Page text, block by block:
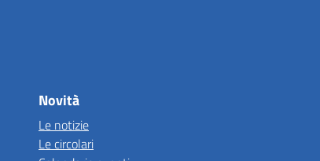
Novità
Le notizie
Le circolari